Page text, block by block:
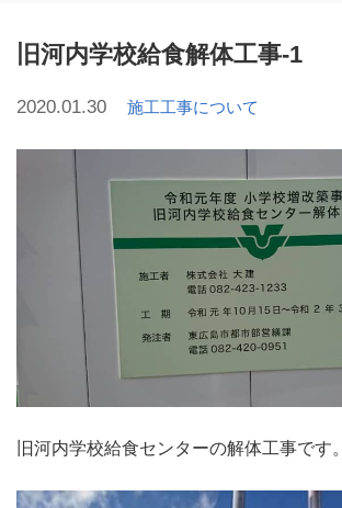
旧河内学校給食解体工事-1
2020.01.30 施工工事について
旧河内学校給食センターの解体工事です。